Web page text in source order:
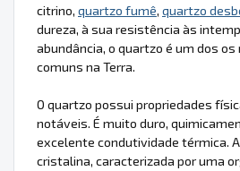
citrino, quartzo fumê, quartzo
dureza, à sua resistência às
abundância, o quartzo é um dos
comuns na Terra.
O quartzo possui propriedades
notáveis. É muito duro,
excelente condutividade térmica.
cristalina, caracterizada por uma